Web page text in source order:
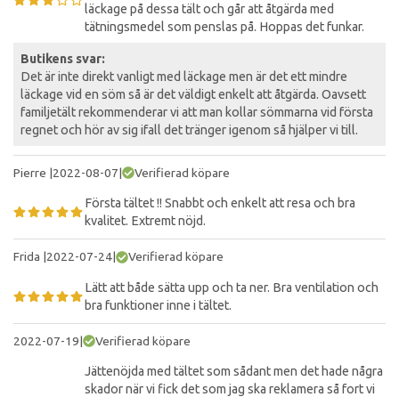
läckage på dessa tält och går att åtgärda med
tätningsmedel som penslas på. Hoppas det funkar.
Butikens svar:
Det är inte direkt vanligt med läckage men är det ett mindre
läckage vid en söm så är det väldigt enkelt att åtgärda. Oavsett
familjetält rekommenderar vi att man kollar sömmarna vid första
regnet och hör av sig ifall det tränger igenom så hjälper vi till.
Pierre |2022-08-07| Verifierad köpare
Första tältet !! Snabbt och enkelt att resa och bra
kvalitet. Extremt nöjd.
Frida |2022-07-24| Verifierad köpare
Lätt att både sätta upp och ta ner. Bra ventilation och
bra funktioner inne i tältet.
2022-07-19| Verifierad köpare
Jättenöjda med tältet som sådant men det hade några
skador när vi fick det som jag ska reklamera så fort vi